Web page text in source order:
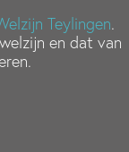
Teylingen.
en dat van